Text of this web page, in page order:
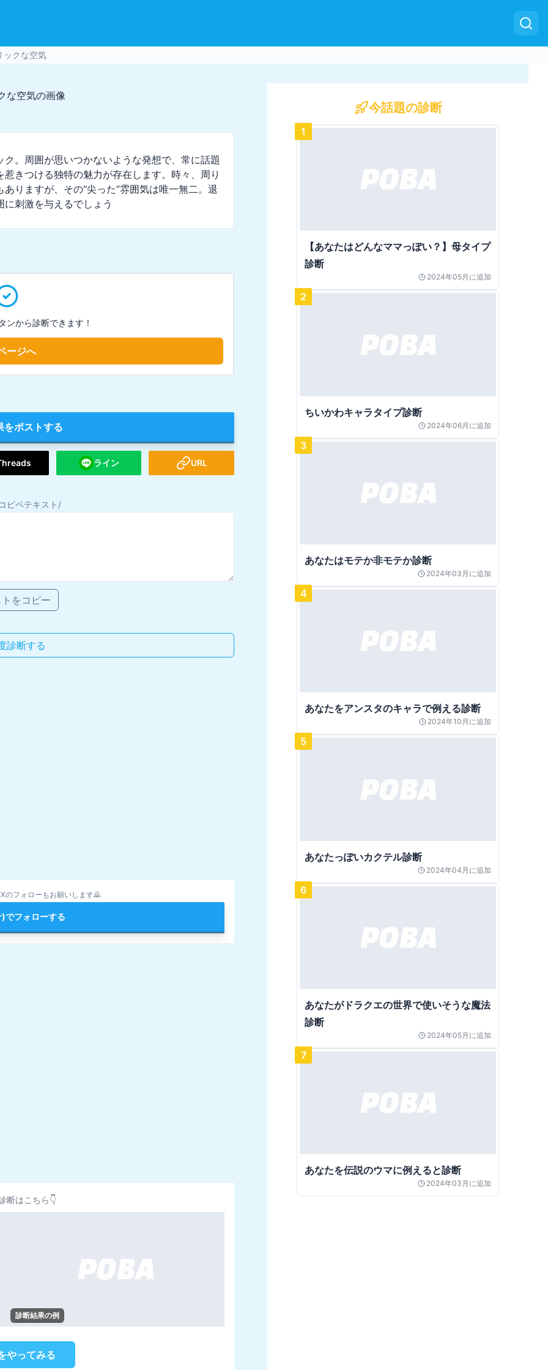
ックな空気
。周囲が思いつかないような発想で、常に話題
きつける独特の魅力が存在します。時々、周り
りますが、その“尖った”雰囲気は唯一無二。退
刺激を与えるでしょう
ンから診断できます！
ージへ
をポストする
ライン URL
ピペテキスト/
をコピー
診断する
のフォローもお願いします🙇
フォローする
断はこちら👇
診断結果の例
やってみる
今話題の診断
1
【あなたはどんなママっぽい？】母タイプ
診断
2024年05月 に追加
2
ちいかわキャラタイプ診断
2024年06月 に追加
3
あなたはモテか非モテか診断
2024年03月 に追加
4
あなたをアンスタのキャラで例える診断
2024年10月 に追加
5
あなたっぽいカクテル診断
2024年04月 に追加
6
あなたがドラクエの世界で使いそうな魔法
診断
2024年05月 に追加
7
あなたを伝説のウマに例えると診断
2024年03月 に追加